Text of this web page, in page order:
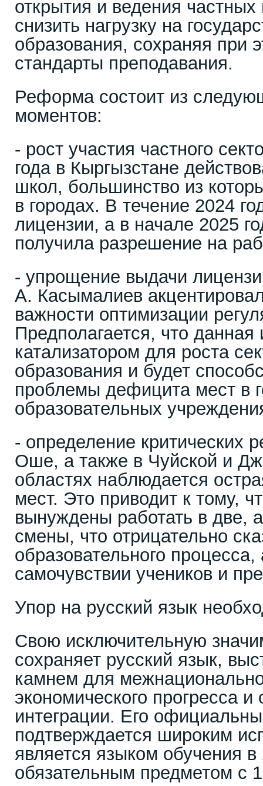
открытия и ведения
снизить нагрузку на
образования, сохраняя при
стандарты преподавания.
Реформа состоит из
моментов:
- рост участия частного
года в Кыргызстане
школ, большинство из
в городах. В течение 2024
лицензии, а в начале 2025
получила разрешение на
- упрощение выдачи
А. Касымалиев
важности оптимизации
Предполагается, что
катализатором для роста
образования и будет
проблемы дефицита мест в
образовательных
- определение критических
Оше, а также в Чуйской и
областях наблюдается
мест. Это приводит к тому,
вынуждены работать в две,
смены, что отрицательно
образовательного
самочувствии учеников и
Упор на русский язык
Свою исключительную
сохраняет русский язык,
камнем для
экономического прогресса и
интеграции. Его
подтверждается широким
является языком обучения
обязательным предметом с